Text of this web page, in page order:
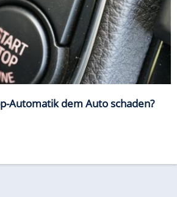
Automatik dem Auto schaden?